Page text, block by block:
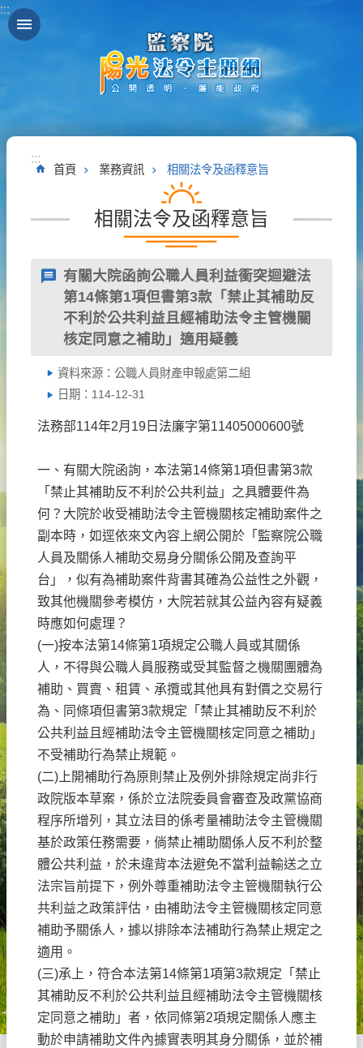
跳到主要內容區塊
:::
:::
首頁 業務資訊 相關法令及函釋意旨
相關法令及函釋意旨
有關大院函詢公職人員利益衝突迴避法
第14條第1項但書第3款「禁止其補助反
不利於公共利益且經補助法令主管機關
核定同意之補助」適用疑義
資料來源：公職人員財產申報處第二組
日期：114-12-31
法務部114年2月19日法廉字第11405000600號
一、有關大院函詢，本法第14條第1項但書第3款
「禁止其補助反不利於公共利益」之具體要件為
何？大院於收受補助法令主管機關核定補助案件之
副本時，如逕依來文內容上網公開於「監察院公職
人員及關係人補助交易身分關係公開及查詢平
台」，似有為補助案件背書其確為公益性之外觀，
致其他機關參考模仿，大院若就其公益內容有疑義
時應如何處理？
(一)按本法第14條第1項規定公職人員或其關係
人，不得與公職人員服務或受其監督之機關團體為
補助、買賣、租賃、承攬或其他具有對價之交易行
為、同條項但書第3款規定「禁止其補助反不利於
公共利益且經補助法令主管機關核定同意之補助」
不受補助行為禁止規範。
(二)上開補助行為原則禁止及例外排除規定尚非行
政院版本草案，係於立法院委員會審查及政黨協商
程序所增列，其立法目的係考量補助法令主管機關
基於政策任務需要，倘禁止補助關係人反不利於整
體公共利益，於未違背本法避免不當利益輸送之立
法宗旨前提下，例外尊重補助法令主管機關執行公
共利益之政策評估，由補助法令主管機關核定同意
補助予關係人，據以排除本法補助行為禁止規定之
適用。
(三)承上，符合本法第14條第1項第3款規定「禁止
其補助反不利於公共利益且經補助法令主管機關核
定同意之補助」者，依同條第2項規定關係人應主
動於申請補助文件內據實表明其身分關係，並於補